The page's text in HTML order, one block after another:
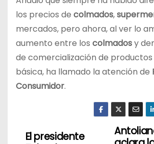
los precios de colmados,
mercados, pero ahora, al ver lo
aumento entre los colmadosy
de comercialización de
básica, ha llamado la atención de
Consumidor.
NEl presidente